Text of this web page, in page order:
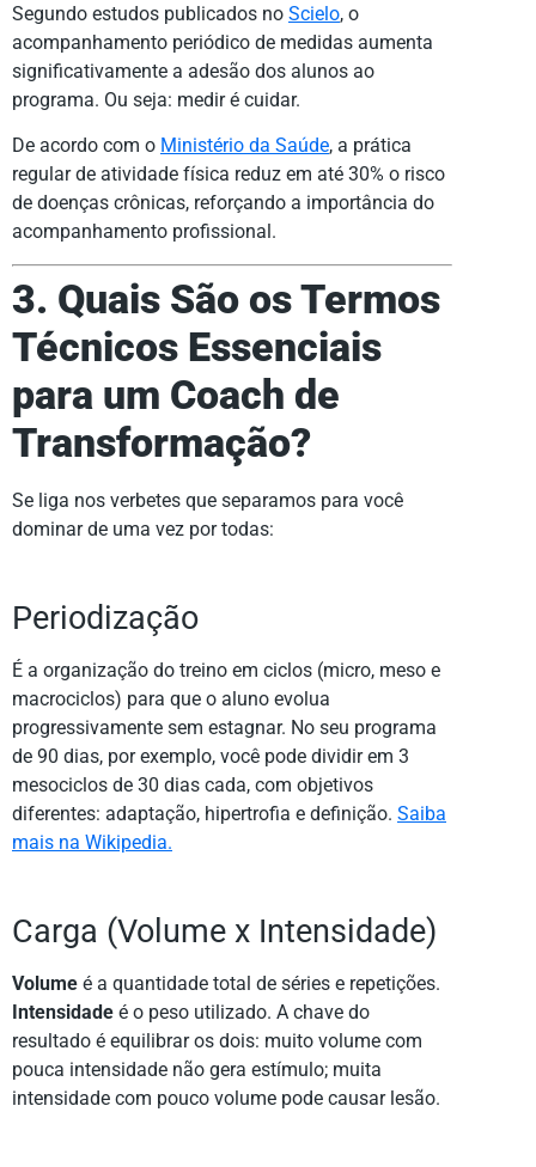
Segundo estudos publicados no Scielo, o
acompanhamento periódico de medidas aumenta
significativamente a adesão dos alunos ao
programa. Ou seja: medir é cuidar.
De acordo com o Ministério da Saúde, a prática
regular de atividade física reduz em até 30% o risco
de doenças crônicas, reforçando a importância do
acompanhamento profissional.
3. Quais São os Termos
Técnicos Essenciais
para um Coach de
Transformação?
Se liga nos verbetes que separamos para você
dominar de uma vez por todas:
Periodização
É a organização do treino em ciclos (micro, meso e
macrociclos) para que o aluno evolua
progressivamente sem estagnar. No seu programa
de 90 dias, por exemplo, você pode dividir em 3
mesociclos de 30 dias cada, com objetivos
diferentes: adaptação, hipertrofia e definição. Saiba
mais na Wikipedia.
Carga (Volume x Intensidade)
Volume é a quantidade total de séries e repetições.
Intensidade é o peso utilizado. A chave do
resultado é equilibrar os dois: muito volume com
pouca intensidade não gera estímulo; muita
intensidade com pouco volume pode causar lesão.